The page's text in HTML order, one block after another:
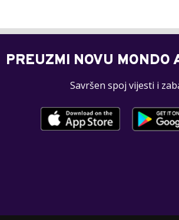
PREUZMI NOVU MONDO
Savršen spoj vijesti i